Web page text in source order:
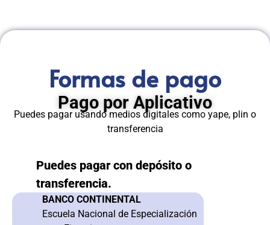
Formas de pago
Pago por Aplicativo
Puedes pagar usando medios digitales como yape, plin o
transferencia
Puedes pagar con depósito o
transferencia.
BANCO CONTINENTAL
Escuela Nacional de Especialización